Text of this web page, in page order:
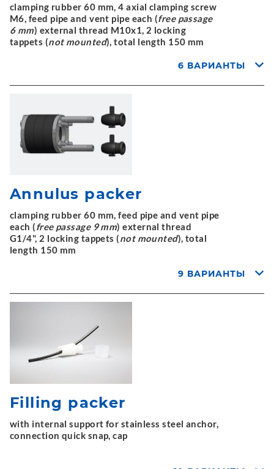
clamping rubber 60 mm, 4 axial clamping screw
M6, feed pipe and vent pipe each (free passage
6 mm) external thread M10x1, 2 locking
tappets (not mounted), total length 150 mm
6 ВАРИАНТЫ
Annulus packer
clamping rubber 60 mm, feed pipe and vent pipe
each (free passage 9 mm) external thread
G1/4", 2 locking tappets (not mounted), total
length 150 mm
9 ВАРИАНТЫ
Filling packer
with internal support for stainless steel anchor,
connection quick snap, cap